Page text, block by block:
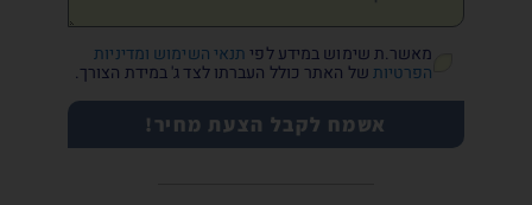
מאשר.ת שימוש במידע לפיתנאי השימוש ומדיניות
הפרטיותשל האתר כולל העברתו לצד ג' במידת הצורך.
אשמח לקבל הצעת מחיר!